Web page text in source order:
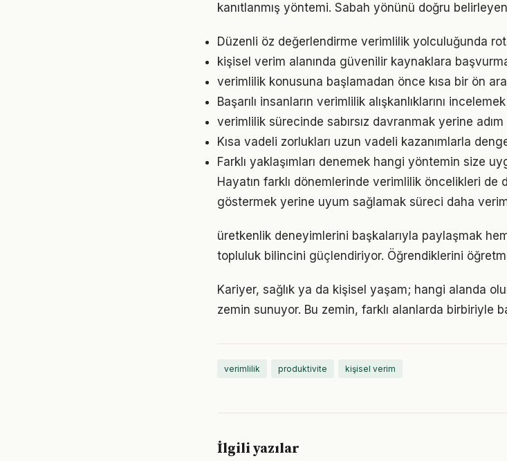
kanıtlanmış yöntemi. Sabah yönünü doğru
Düzenli öz değerlendirme verimlilik yolculuğunda
kişisel verim alanında güvenilir kaynaklara
verimlilik konusuna başlamadan önce kısa bir ön
Başarılı insanların verimlilik alışkanlıklarını
verimlilik sürecinde sabırsız davranmak yerine
Kısa vadeli zorlukları uzun vadeli kazanımlarla
Farklı yaklaşımları denemek hangi yöntemin size
Hayatın farklı dönemlerinde verimlilik öncelikleri de
göstermek yerine uyum sağlamak süreci daha
üretkenlik deneyimlerini başkalarıyla paylaşmak
topluluk bilincini güçlendiriyor. Öğrendiklerini
Kariyer, sağlık ya da kişisel yaşam; hangi alanda
zemin sunuyor. Bu zemin, farklı alanlarda birbiriyle
verimlilik produktivite kişisel verim
İlgili yazılar